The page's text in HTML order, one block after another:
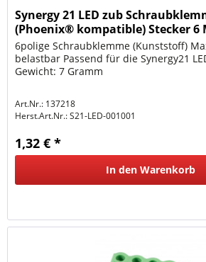
Synergy 21 LED zub
(Phoenix® kompatible) Stecker 6
6polige Schraubklemme (Kunststoff)
belastbar Passend für die Synergy21
Gewicht: 7 Gramm
Art.Nr.: 137218
Herst.Art.Nr.:S21-LED-001001
1,32 € *
In den Warenkorb